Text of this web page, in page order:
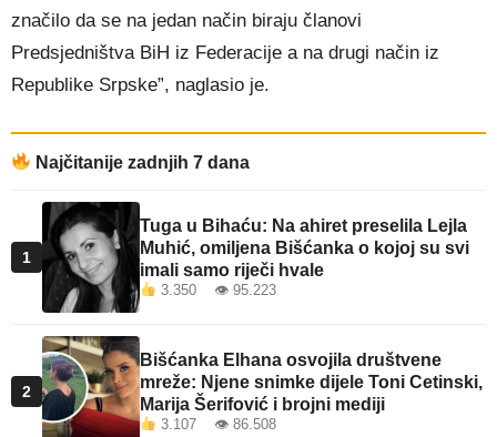
značilo da se na jedan način biraju članovi
Predsjedništva BiH iz Federacije a na drugi način iz
Republike Srpske”, naglasio je.
Najčitanije zadnjih 7 dana
1
Tuga u Bihaću: Na ahiret preselila Lejla
Muhić, omiljena Bišćanka o kojoj su svi
imali samo riječi hvale
3.350 👁 95.223
2
Bišćanka Elhana osvojila društvene
mreže: Njene snimke dijele Toni Cetinski,
Marija Šerifović i brojni mediji
3.107 👁 86.508